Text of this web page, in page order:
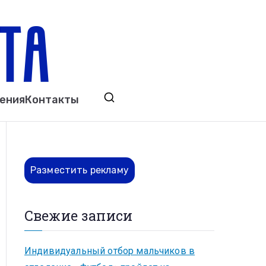
Выкса. Муром. Кулебаки. Навашино,
Контакты
Разместить рекламу
Свежие записи
Индивидуальный отбор мальчиков в